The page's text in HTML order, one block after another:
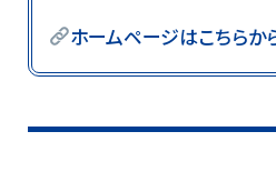
ホームページはこちらか